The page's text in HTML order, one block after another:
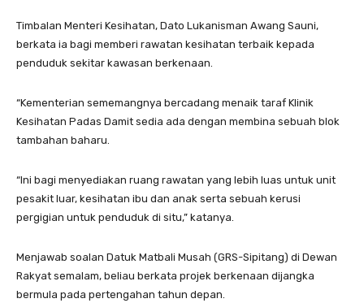
Timbalan Menteri Kesihatan, Dato Lukanisman Awang Sauni,
berkata ia bagi memberi rawatan kesihatan terbaik kepada
penduduk sekitar kawasan berkenaan.
“Kementerian sememangnya bercadang menaik taraf Klinik
Kesihatan Padas Damit sedia ada dengan membina sebuah blok
tambahan baharu.
“Ini bagi menyediakan ruang rawatan yang lebih luas untuk unit
pesakit luar, kesihatan ibu dan anak serta sebuah kerusi
pergigian untuk penduduk di situ,” katanya.
Menjawab soalan Datuk Matbali Musah (GRS-Sipitang) di Dewan
Rakyat semalam, beliau berkata projek berkenaan dijangka
bermula pada pertengahan tahun depan.